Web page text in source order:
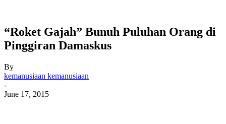
“Roket Gajah” Bunuh Puluhan Orang di
Pinggiran Damaskus
By
kemanusiaan kemanusiaan
-
June 17, 2015